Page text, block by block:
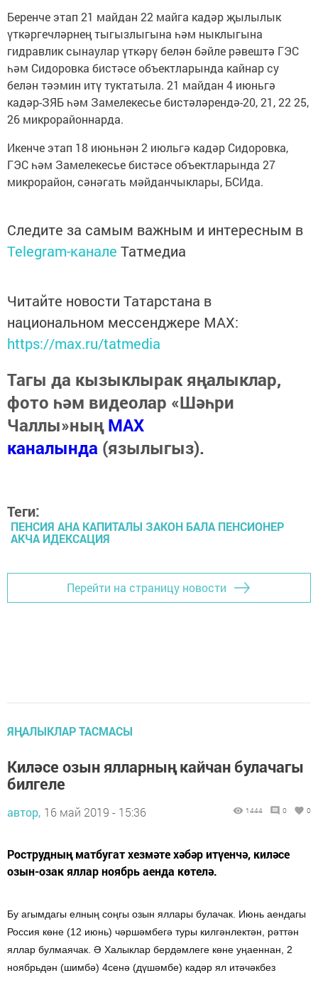
Беренче этап 21 майдан 22 майга кадәр җылылык
үткәргечләрнең тыгызлыгына һәм ныклыгына
гидравлик сынаулар үткәрү белән бәйле рәвештә ГЭС
һәм Сидоровка бистәсе объектларында кайнар су
белән тәэмин итү туктатыла. 21 майдан 4 июньгә
кадәр-ЗЯБ һәм Замелекесье бистәләрендә-20, 21, 22 25,
26 микрорайоннарда.
Икенче этап 18 июньнән 2 июльгә кадәр Сидоровка,
ГЭС һәм Замелекесье бистәсе объектларында 27
микрорайон, сәнәгать мәйданчыклары, БСИда.
Следите за самым важным и интересным в
Telegram-канале Татмедиа
Читайте новости Татарстана в
национальном мессенджере MАХ:
https://max.ru/tatmedia
Тагы да кызыклырак яңалыклар,
фото һәм видеолар «Шәһри
Чаллы»ныңMAX
каналында (язылыгыз).
Теги:
ПЕНСИЯ АНА КАПИТАЛЫ ЗАКОН БАЛА ПЕНСИОНЕР
АКЧА ИДЕКСАЦИЯ
Перейти на страницу новости
ЯҢАЛЫКЛАР ТАСМАСЫ
Киләсе озын ялларның кайчан булачагы
билгеле
автор, 16 май 2019 - 15:36 1444 0 0
Рострудның матбугат хезмәте хәбәр итүенчә, киләсе
озын-озак яллар ноябрь аенда көтелә.
Бу агымдагы елның соңгы озын яллары булачак. Июнь аендагы
Россия көне (12 июнь) чәршәмбегә туры килгәнлектән, рәттән
яллар булмаячак. Ә Халыклар бердәмлеге көне уңаеннан, 2
ноябрьдән (шимбә) 4сенә (дүшәмбе) кадәр ял итәчәкбез